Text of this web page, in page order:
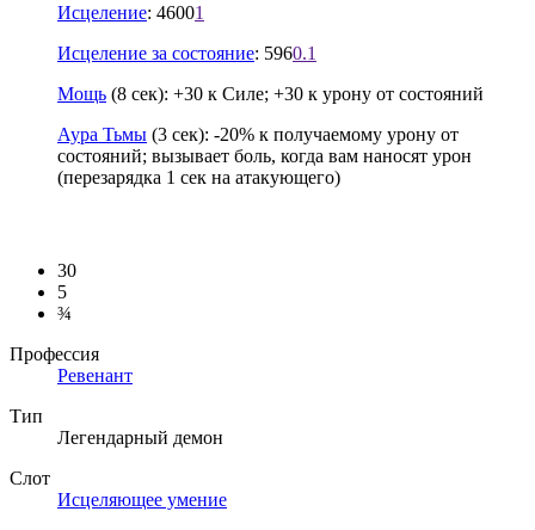
Исцеление: 46001
Исцеление за состояние: 5960.1
Мощь (8 сек): +30 к Силе; +30 к урону от состояний
Аура Тьмы (3 сек): -20% к получаемому урону от
состояний; вызывает боль, когда вам наносят урон
(перезарядка 1 сек на атакующего)
30
5
¾
Профессия
Ревенант
Тип
Легендарный демон
Слот
Исцеляющее умение